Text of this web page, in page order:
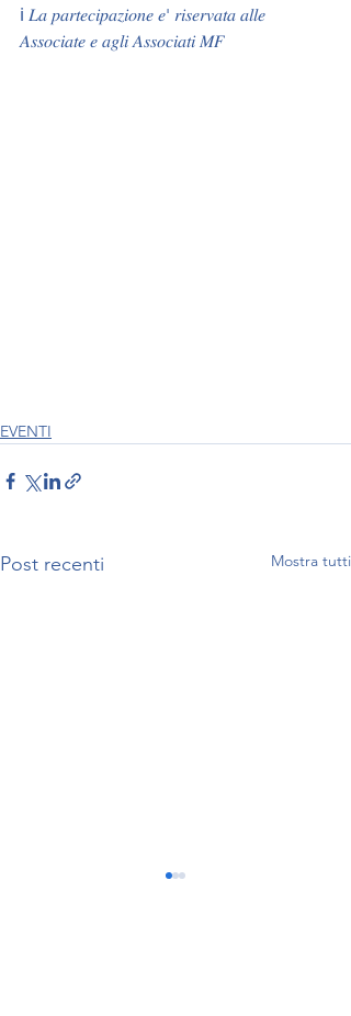
ℹ️ 𝐿𝑎 𝑝𝑎𝑟𝑡𝑒𝑐𝑖𝑝𝑎𝑧𝑖𝑜𝑛𝑒 𝑒' 𝑟𝑖𝑠𝑒𝑟𝑣𝑎𝑡𝑎 𝑎𝑙𝑙𝑒
𝐴𝑠𝑠𝑜𝑐𝑖𝑎𝑡𝑒 𝑒 𝑎𝑔𝑙𝑖 𝐴𝑠𝑠𝑜𝑐𝑖𝑎𝑡𝑖 𝑀𝐹
EVENTI
Post recenti Mostra tutti